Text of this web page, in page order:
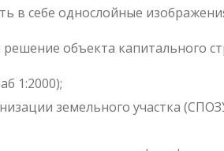
в себе однослойные
объекта капитального
1:2000);
земельного участка